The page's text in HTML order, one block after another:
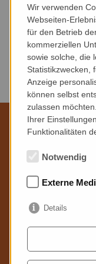
Gesprächsrunde
ZURÜCK ZUR
Stadtmuseum
Mail:
Wir verwenden
Webseiten-
für den Betrieb
kommerziellen
sowie solche, die
Statistikzwecken,
Anzeige
können selbst
zulassen
Ihrer
Funktionalitäten
Notwendig
Externe
Details